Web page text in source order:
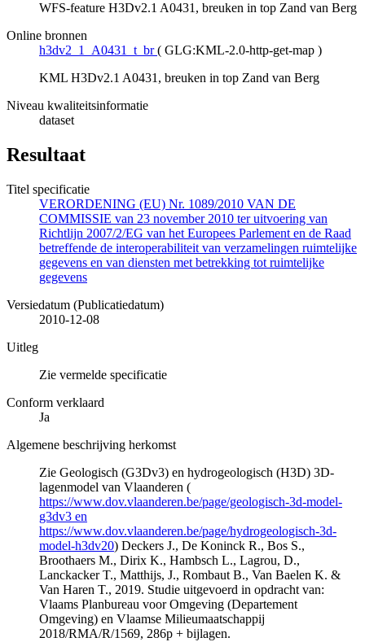
WFS-feature H3Dv2.1 A0431, breuken in top Zand van Berg
Online bronnen
h3dv2_1_A0431_t_br ( GLG:KML-2.0-http-get-map )
KML H3Dv2.1 A0431, breuken in top Zand van Berg
Niveau kwaliteitsinformatie
dataset
Resultaat
Titel specificatie
VERORDENING (EU) Nr. 1089/2010 VAN DE
COMMISSIE van 23 november 2010 ter uitvoering van
Richtlijn 2007/2/EG van het Europees Parlement en de Raad
betreffende de interoperabiliteit van verzamelingen ruimtelijke
gegevens en van diensten met betrekking tot ruimtelijke
gegevens
Versiedatum (Publicatiedatum)
2010-12-08
Uitleg
Zie vermelde specificatie
Conform verklaard
Ja
Algemene beschrijving herkomst
Zie Geologisch (G3Dv3) en hydrogeologisch (H3D) 3D-
lagenmodel van Vlaanderen (
https://www.dov.vlaanderen.be/page/geologisch-3d-model-
g3dv3 en
https://www.dov.vlaanderen.be/page/hydrogeologisch-3d-
model-h3dv20) Deckers J., De Koninck R., Bos S.,
Broothaers M., Dirix K., Hambsch L., Lagrou, D.,
Lanckacker T., Matthijs, J., Rombaut B., Van Baelen K. &
Van Haren T., 2019. Studie uitgevoerd in opdracht van:
Vlaams Planbureau voor Omgeving (Departement
Omgeving) en Vlaamse Milieumaatschappij
2018/RMA/R/1569, 286p + bijlagen.